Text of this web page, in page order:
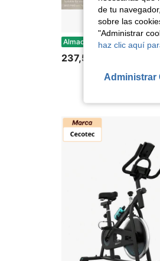
Almacén UE Una bicicleta de interior estable, de diseño triangular, con transmisión por cadena silenciosa, máquina de
237,58€
de tu
sobre las
"Administrar
haz clic aquí
Administrar